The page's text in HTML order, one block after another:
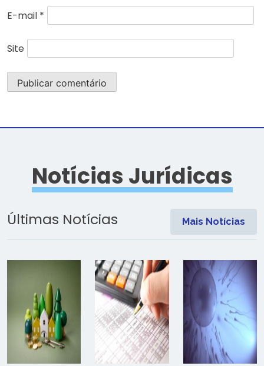
E-mail *
Site
Notícias Jurídicas
Últimas Notícias Mais Notícias